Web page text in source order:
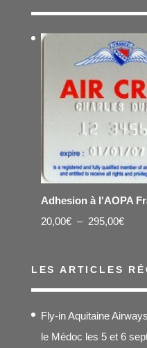
Adhesion à l'AOPA
20,00€ – 295,00€Plage
prix :
LES ARTICLES
Fly-in Aquitaine
le Médoc les 5 et 6